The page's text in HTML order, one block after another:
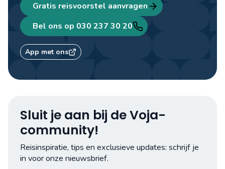
Pinnen op de Azoren
Gratis reisvoorstel aanvragen
Bel ons op 030 237 30 20
App met ons
Sluit je aan bij de Voja-
community!
Reisinspiratie, tips en exclusieve updates: schrijf je
in voor onze nieuwsbrief.